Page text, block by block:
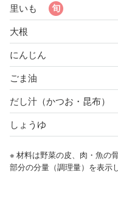
里いも
大根
にんじん
ごま油
だし汁（かつお・昆布）
しょうゆ
※ 材料は野菜の皮、肉・魚の
部分の分量（調理量）を表示